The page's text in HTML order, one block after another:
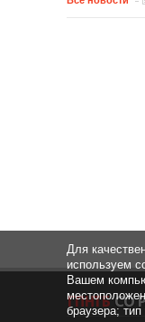
Для
используем
Вашем
браузера;